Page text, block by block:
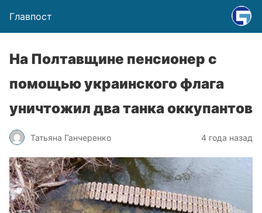
Главпост
На Полтавщине пенсионер с
помощью украинского флага
уничтожил два танка оккупантов
Татьяна Ганчеренко 4 года назад